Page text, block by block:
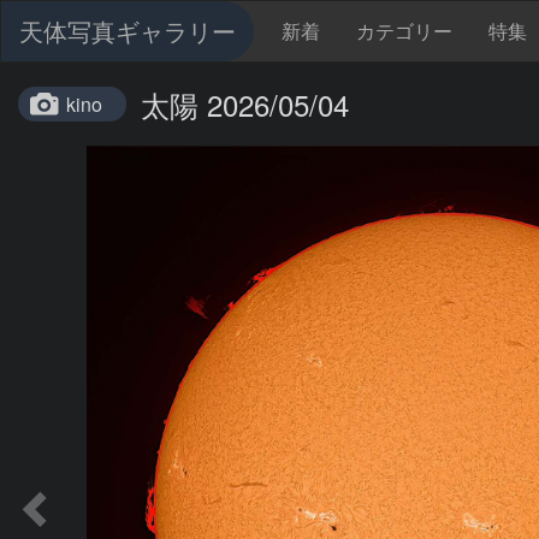
天体写真ギャラリー 新着 カテゴリー 特集
kino 太陽 2026/05/04